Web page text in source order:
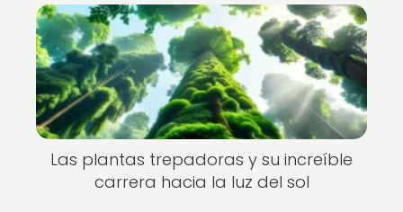
Las plantas trepadoras y su increíble
carrera hacia la luz del sol